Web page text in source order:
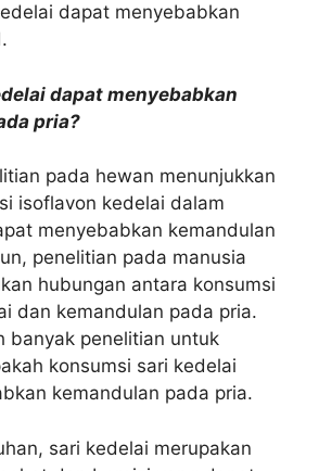
dapat menyebabkan
dapat menyebabkan
pria?
pada hewan menunjukkan
isoflavon kedelai dalam
menyebabkan kemandulan
penelitian pada manusia
hubungan antara konsumsi
dan kemandulan pada pria.
banyak penelitian untuk
konsumsi sari kedelai
kemandulan pada pria.
sari kedelai merupakan